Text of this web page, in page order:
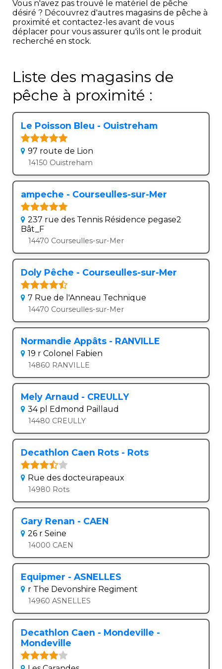
Vous n'avez pas trouvé le matériel de pêche
désiré ? Découvrez d'autres magasins de pêche à
proximité et contactez-les avant de vous
déplacer pour vous assurer qu'ils ont le produit
recherché en stock.
Liste des magasins de
pêche à proximité :
Le Poisson Bleu - Ouistreham
97 route de Lion
14150 Ouistreham
ampeche - Courseulles-sur-Mer
237 rue des Tennis Résidence pegase2
Bât_F
14470 Courseulles-sur-Mer
Doly Pêche - Courseulles-sur-Mer
7 Rue de l'Anneau Technique
14470 Courseulles-sur-Mer
Normandie Appâts - RANVILLE
19 r Colonel Fabien
14860 RANVILLE
Mely Arnaud - CREULLY
34 pl Edmond Paillaud
14480 CREULLY
Decathlon Caen Rots - Rots
Rue des docteurapeaux
14980 Rots
Gary Renan - CAEN
26 r Seine
14000 CAEN
Equipmer - ASNELLES
r The Devonshire Regiment
14960 ASNELLES
Decathlon Caen - Mondeville -
Mondeville